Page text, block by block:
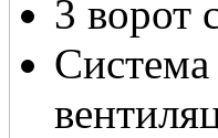
3 ворот